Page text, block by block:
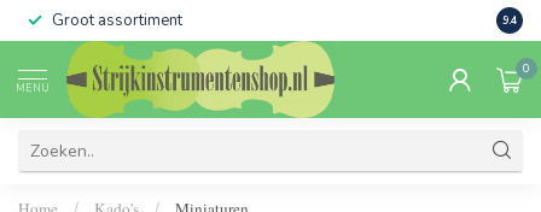
Groot assortiment 9.4
MENU
0